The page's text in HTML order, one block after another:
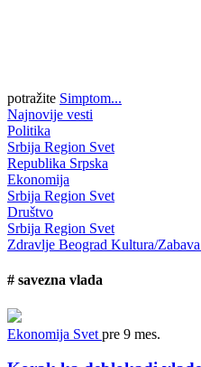
potražite Simptom...
Najnovije vesti
Politika
Srbija Region Svet
Republika Srpska
Ekonomija
Srbija Region Svet
Društvo
Srbija Region Svet
Zdravlje Beograd Kultura/Zabava
# savezna vlada
Ekonomija Svet pre 9 mes.